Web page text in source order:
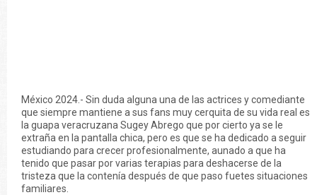
México 2024.- Sin duda alguna una de las actrices y comediante
que siempre mantiene a sus fans muy cerquita de su vida real es
la guapa veracruzana Sugey Abrego que por cierto ya se le
extraña en la pantalla chica, pero es que se ha dedicado a seguir
estudiando para crecer profesionalmente, aunado a que ha
tenido que pasar por varias terapias para deshacerse de la
tristeza que la contenía después de que paso fuetes situaciones
familiares.